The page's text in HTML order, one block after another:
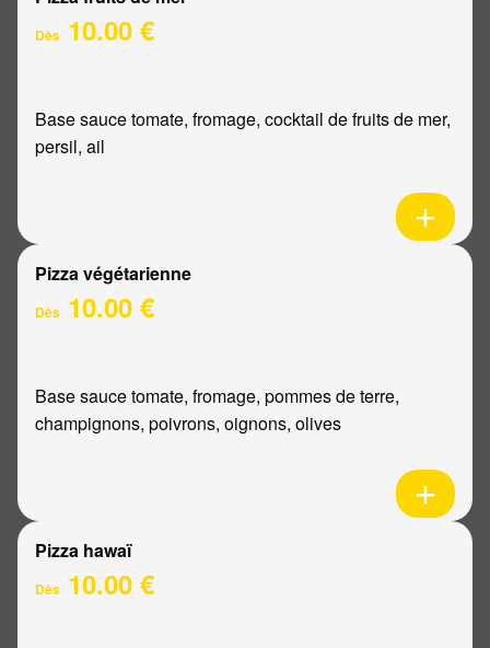
Dès 10.00 €
Base sauce tomate, fromage, cocktail de fruits de mer,
persil, ail
Pizza végétarienne
Dès 10.00 €
Base sauce tomate, fromage, pommes de terre,
champignons, poivrons, oignons, olives
Pizza hawaï
Dès 10.00 €